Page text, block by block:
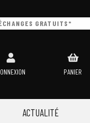
GRATUITS*
PANIER
ACTUALITÉ